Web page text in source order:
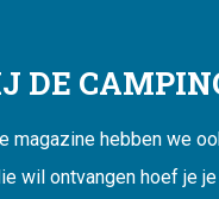
DE
magazine hebben we
wil ontvangen hoef je